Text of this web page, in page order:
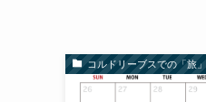
コルドリーブスでの「旅」